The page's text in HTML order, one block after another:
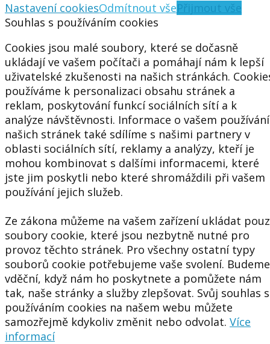
Nastavení cookiesOdmítnout všePřijmout vše
Souhlas s používáním cookies
Cookies jsou malé soubory, které se dočasně
ukládají ve vašem počítači a pomáhají nám k lepší
uživatelské zkušenosti na našich stránkách.
používáme k personalizaci obsahu stránek a
reklam, poskytování funkcí sociálních sítí a k
analýze návštěvnosti. Informace o vašem používání
našich stránek také sdílíme s našimi partnery v
oblasti sociálních sítí, reklamy a analýzy, kteří je
mohou kombinovat s dalšími informacemi, které
jste jim poskytli nebo které shromáždili při vašem
používání jejich služeb.
Ze zákona můžeme na vašem zařízení ukládat
soubory cookie, které jsou nezbytně nutné pro
provoz těchto stránek. Pro všechny ostatní typy
souborů cookie potřebujeme vaše svolení. Budeme
vděční, když nám ho poskytnete a pomůžete nám
tak, naše stránky a služby zlepšovat. Svůj souhlas s
používáním cookies na našem webu můžete
samozřejmě kdykoliv změnit nebo odvolat. Více
informací